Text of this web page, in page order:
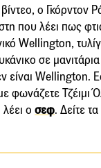
ο Γκόρντον
που λέει πως
Wellington,
σε
είναι Wellington.
φωνάζετε Τζέιμι
λέει ο σεφ. Δείτε τα